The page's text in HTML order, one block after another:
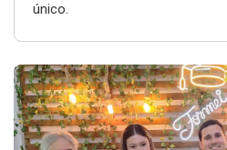
único.